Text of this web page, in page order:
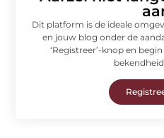
Dit platform is de ideale
en jouw blog onder de
‘Registreer’-knop en